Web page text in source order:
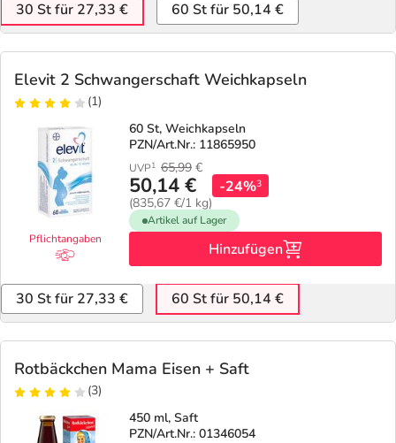
30 St für 27,33 € 60 St für 50,14 €
Elevit 2 Schwangerschaft Weichkapseln
(1)
Pflichtangaben
60 St, Weichkapseln
PZN/Art.Nr.: 11865950
UVP1 65,99 €
50,14 €
(835,67 €/1 kg)
-24%3
Artikel auf Lager
Hinzufügen
30 St für 27,33 € 60 St für 50,14 €
Rotbäckchen Mama Eisen + Saft
(3)
450 ml, Saft
PZN/Art.Nr.: 01346054